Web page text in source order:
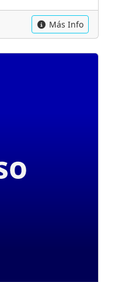
Más Info